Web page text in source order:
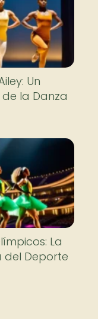
Un
la Danza
La
del Deporte